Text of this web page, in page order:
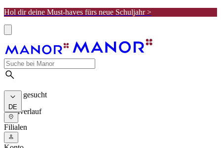
Hol dir deine Must-haves fürs neue Schuljahr >
Meist gesucht
Suchverlauf
DE
Filialen